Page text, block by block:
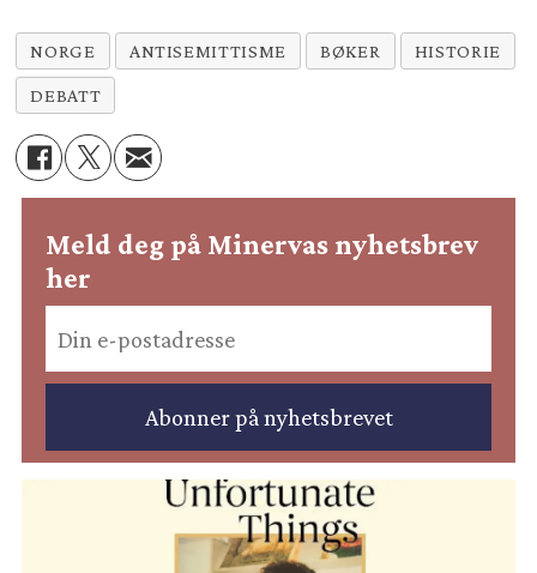
NORGE ANTISEMITTISME BØKER HISTORIE
DEBATT
Meld deg på Minervas nyhetsbrev
her